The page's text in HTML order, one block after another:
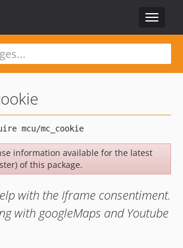
Toggle
information available for the latest
of this package.
with the Iframe consentiment.
with googleMaps and Youtube